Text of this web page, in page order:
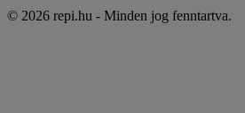
© 2026 repi.hu - Minden jog fenntartva.